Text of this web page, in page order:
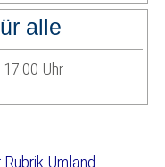
alle
Uhr